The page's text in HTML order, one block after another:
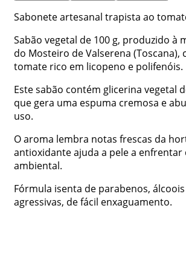
Sabonete artesanal trapista ao
Sabão vegetal de 100 g, produzido à
do Mosteiro de Valserena (Toscana),
tomate rico em licopeno e polifenóis.
Este sabão contém glicerina vegetal
que gera uma espuma cremosa e
uso.
O aroma lembra notas frescas da
antioxidante ajuda a pele a enfrentar
ambiental.
Fórmula isenta de parabenos,
agressivas, de fácil enxaguamento.